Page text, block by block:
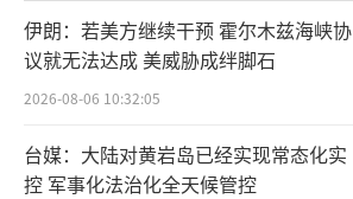
伊朗：若美方继续干预 霍尔木兹海峡协
议就无法达成 美威胁成绊脚石
2026-08-06 10:32:05
台媒：大陆对黄岩岛已经实现常态化实
控 军事化法治化全天候管控